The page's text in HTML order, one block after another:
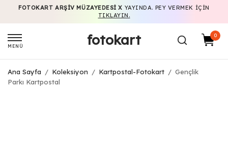
FOTOKART ARŞIV MÜZAYEDESI X YAYINDA. PEY VERMEK IÇIN
TIKLAYIN.
MENÜ fotokart 0
Ana Sayfa / Koleksiyon / Kartpostal-Fotokart / Gençlik
Parkı Kartpostal